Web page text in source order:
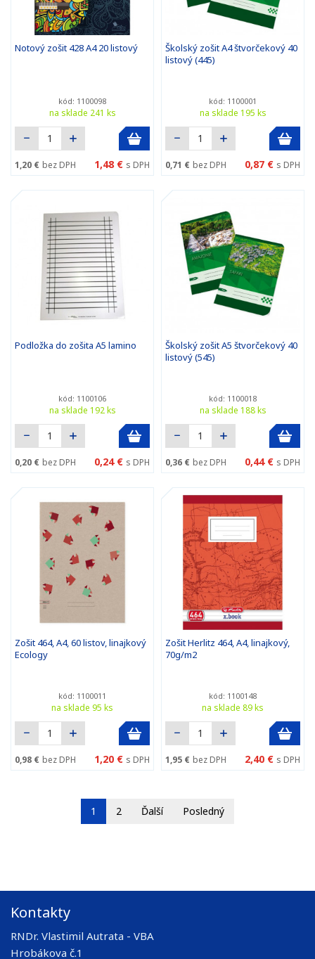
Notový zošit 428 A4 20 listový
kód: 1100098
na sklade 241 ks
1,20 € bez DPH 1,48 € s DPH
Školský zošit A4 štvorčekový 40
listový (445)
kód: 1100001
na sklade 195 ks
0,71 € bez DPH 0,87 € s DPH
Podložka do zošita A5 lamino
kód: 1100106
na sklade 192 ks
0,20 € bez DPH 0,24 € s DPH
Školský zošit A5 štvorčekový 40
listový (545)
kód: 1100018
na sklade 188 ks
0,36 € bez DPH 0,44 € s DPH
Zošit 464, A4, 60 listov, linajkový
Ecology
kód: 1100011
na sklade 95 ks
0,98 € bez DPH 1,20 € s DPH
Zošit Herlitz 464, A4, linajkový,
70g/m2
kód: 1100148
na sklade 89 ks
1,95 € bez DPH 2,40 € s DPH
1 2 Ďalší Posledný
Kontakty
RNDr. Vlastimil Autrata - VBA
Hrobákova č.1